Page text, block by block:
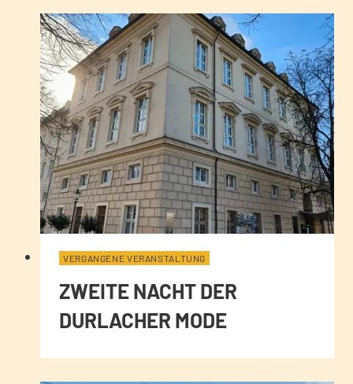
VERGANGENE VERANSTALTUNG
ZWEITE NACHT DER
DURLACHER MODE